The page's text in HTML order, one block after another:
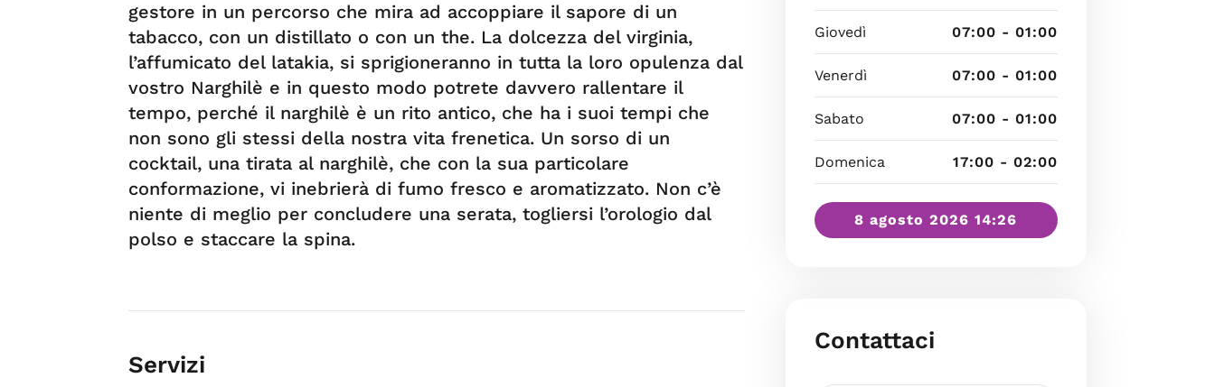
gestore in un percorso che mira ad accoppiare il sapore di un
tabacco, con un distillato o con un the. La dolcezza del virginia,
l’affumicato del latakia, si sprigioneranno in tutta la loro opulenza dal
vostro Narghilè e in questo modo potrete davvero rallentare il
tempo, perché il narghilè è un rito antico, che ha i suoi tempi che
non sono gli stessi della nostra vita frenetica. Un sorso di un
cocktail, una tirata al narghilè, che con la sua particolare
conformazione, vi inebrierà di fumo fresco e aromatizzato. Non c’è
niente di meglio per concludere una serata, togliersi l’orologio dal
polso e staccare la spina.
Servizi
Giovedì 07:00 - 01:00
Venerdì 07:00 - 01:00
Sabato 07:00 - 01:00
Domenica 17:00 - 02:00
8 agosto 2026 14:26
Contattaci